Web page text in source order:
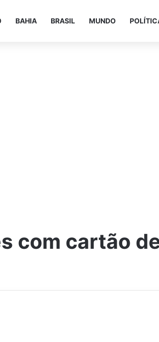
BAHIA BRASIL MUNDO
com cartão